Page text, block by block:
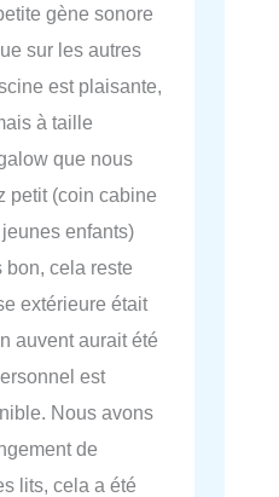
gène sonore
sur les autres
est plaisante,
à taille
que nous
petit (coin cabine
enfants)
bon, cela reste
extérieure était
auvent aurait été
est
Nous avons
de
lits, cela a été